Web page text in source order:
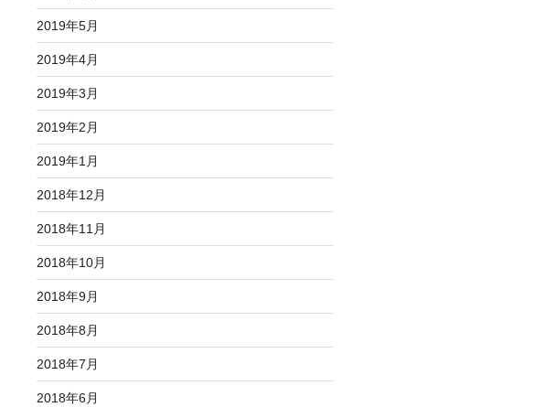
2019年5月
2019年4月
2019年3月
2019年2月
2019年1月
2018年12月
2018年11月
2018年10月
2018年9月
2018年8月
2018年7月
2018年6月